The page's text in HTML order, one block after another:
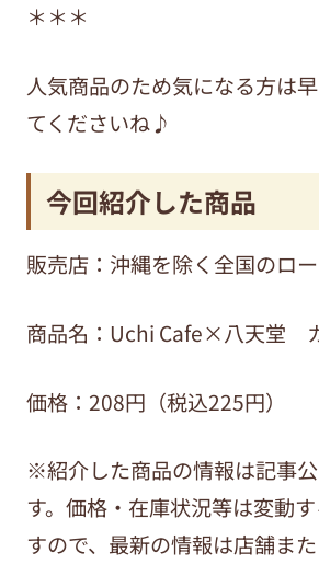
＊＊＊
人気商品のため気になる方は
てくださいね♪
今回紹介した商品
販売店：沖縄を除く全国のロ
商品名：Uchi Cafe×八天堂
価格：208円（税込225円）
※紹介した商品の情報は記事
す。価格・在庫状況等は変動
すので、最新の情報は店舗ま